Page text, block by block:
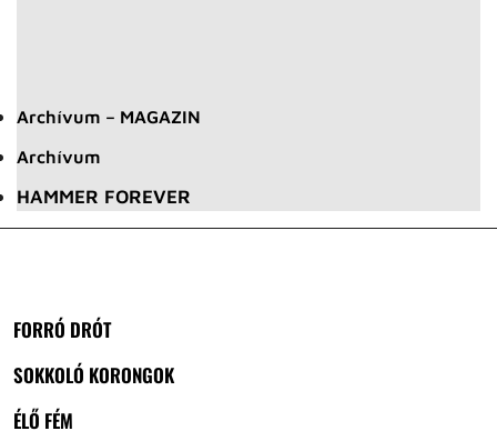
Archívum – MAGAZIN
Archívum
HAMMER FOREVER
FORRÓ DRÓT
SOKKOLÓ KORONGOK
ÉLŐ FÉM